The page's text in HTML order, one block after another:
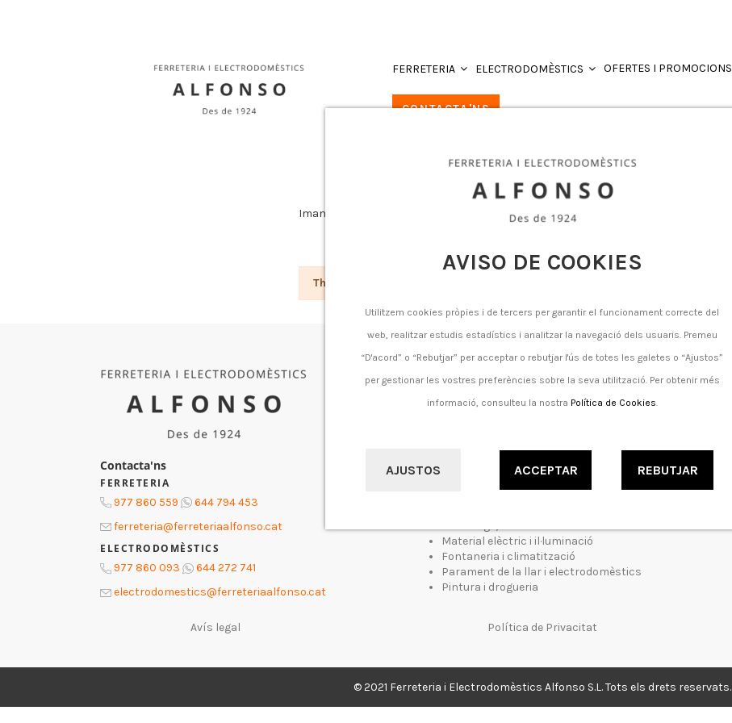
AVISO DE COOKIES
Utilitzem cookies pròpies i de tercers per garantir el funcionament correcte del
web, realitzar estudis estadístics i analitzar la navegació dels usuaris. Premeu
“D'acord” o “Rebutjar” per acceptar o rebutjar l'ús de totes les galetes o “Ajustos”
per gestionar les vostres preferències sobre la seva utilització. Per obtenir més
informació, consulteu la nostra Política de Cookies
AJUSTOS ACCEPTAR REBUTJAR
FERRETERIA ELECTRODOMÈSTICS OFERTES I PROMOCIONS
CONTACTA'NS
Imants de neodimi
Imants de neodimi
There are no products.
Contacta'ns
FERRETERIA
977 860 559
644 794 453
ferreteria@ferreteriaalfonso.cat
ELECTRODOMÈSTICS
977 860 093
644 272 741
electrodomestics@ferreteriaalfonso.cat
Ferreteria
Material elèctric i il·luminació
Fontaneria i climatització
Parament de la llar i electrodomèstics
Pintura i drogueria
Avís legal Política de Privacitat
© 2021 Ferreteria i Electrodomèstics Alfonso S.L. Tots els drets reservats.